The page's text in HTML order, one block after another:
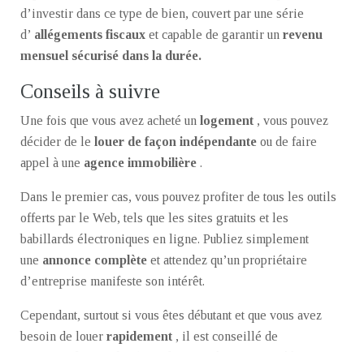
d’investir dans ce type de bien, couvert par une série
d’ allégements fiscaux et capable de garantir un revenu
mensuel sécurisé dans la durée.
Conseils à suivre
Une fois que vous avez acheté un logement , vous pouvez
décider de le louer de façon indépendante ou de faire
appel à une agence immobilière .
Dans le premier cas, vous pouvez profiter de tous les outils
offerts par le Web, tels que les sites gratuits et les
babillards électroniques en ligne. Publiez simplement
une annonce complète et attendez qu’un propriétaire
d’entreprise manifeste son intérêt.
Cependant, surtout si vous êtes débutant et que vous avez
besoin de louer rapidement , il est conseillé de